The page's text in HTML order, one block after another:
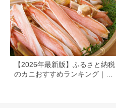
【2026年最新版】ふるさと納税
のカニおすすめランキング｜還